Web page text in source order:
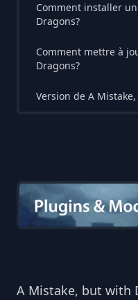
Comment installer
Dragons?
Comment mettre à
Dragons?
Version de A
A Mistake, but with